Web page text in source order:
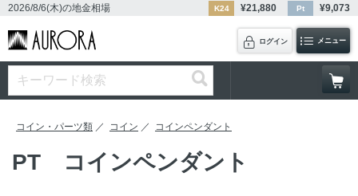
2026/8/6(木)の地金相場 K24 ¥21,880 Pt ¥9,073
ログイン メニュー
コイン・パーツ類 コイン コインペンダント
PT コインペンダント